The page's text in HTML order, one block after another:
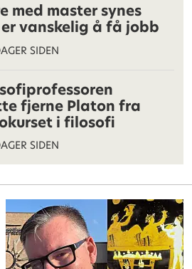
med master synes
vanskelig å få jobb
SIDEN
fjerne Platon fra
i filosofi
SIDEN